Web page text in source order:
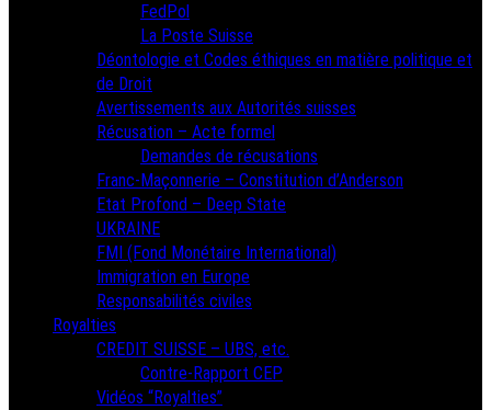
FedPol
La Poste Suisse
Déontologie et Codes éthiques en matière politique et
de Droit
Avertissements aux Autorités suisses
Récusation – Acte formel
Demandes de récusations
Franc-Maçonnerie – Constitution d’Anderson
Etat Profond – Deep State
UKRAINE
FMI (Fond Monétaire International)
Immigration en Europe
Responsabilités civiles
Royalties
CREDIT SUISSE – UBS, etc.
Contre-Rapport CEP
Vidéos “Royalties”